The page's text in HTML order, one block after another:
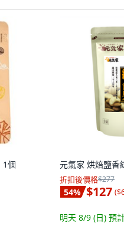
1個 元氣家 烘焙鹽香
折扣後價格$277
54% $127 (
明天 8/9 (日) 預